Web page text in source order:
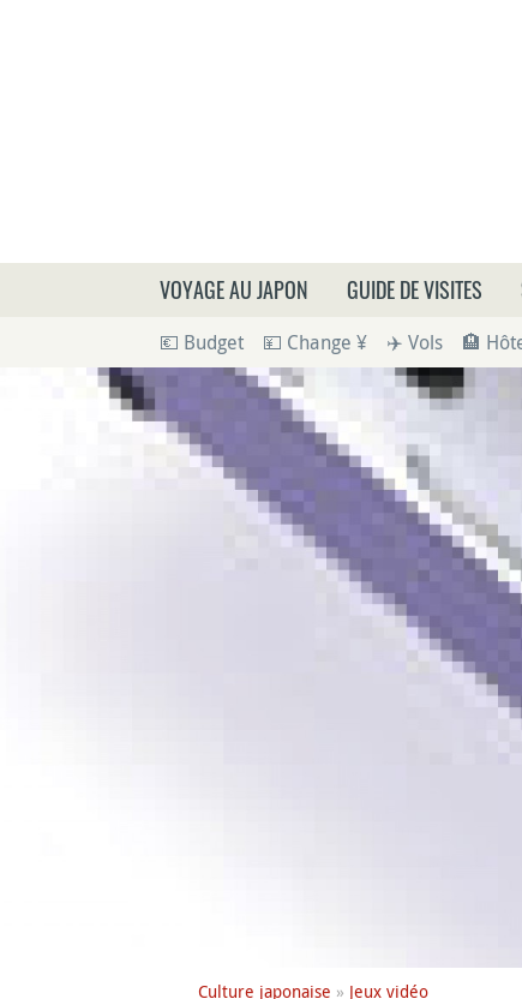
VOYAGE AU JAPON GUIDE DE VISITES
💶 Budget 💴 Change ¥ ✈️ Vols 🏨
Culture japonaise » Jeux vidéo